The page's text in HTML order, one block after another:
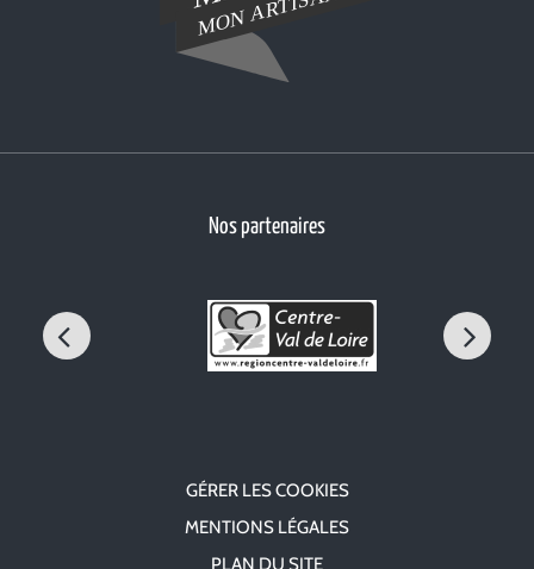
Nos partenaires
GÉRER LES COOKIES
MENTIONS LÉGALES
PLAN DU SITE